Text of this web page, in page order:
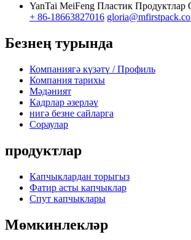
YanTai MeiFeng Пластик
+ 86-18663827016
Безнең турында
Компаниягә күзәтү / Профиль
Компания тарихы
Мәдәният
Кадрлар әзерләү
нигә безне сайларга
Сораулар
продуктлар
Капчыклардан торыгыз
Фатир асты капчыклар
Спут капчыклары
Мөмкинлекләр